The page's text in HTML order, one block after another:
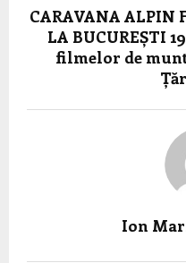
CARAVANA ALPIN
LA BUCUREȘTI
filmelor de
Ion